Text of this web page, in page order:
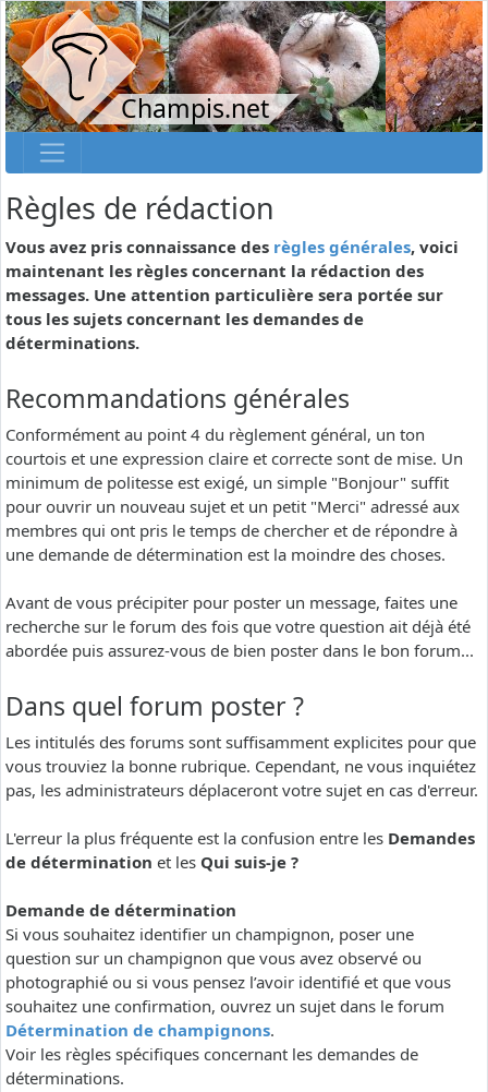
Champis.net
Règles de rédaction
Vous avez pris connaissance des règles générales, voici
maintenant les règles concernant la rédaction des
messages. Une attention particulière sera portée sur
tous les sujets concernant les demandes de
déterminations.
Recommandations générales
Conformément au point 4 du règlement général, un ton
courtois et une expression claire et correcte sont de mise. Un
minimum de politesse est exigé, un simple "Bonjour" suffit
pour ouvrir un nouveau sujet et un petit "Merci" adressé aux
membres qui ont pris le temps de chercher et de répondre à
une demande de détermination est la moindre des choses.
Avant de vous précipiter pour poster un message, faites une
recherche sur le forum des fois que votre question ait déjà été
abordée puis assurez-vous de bien poster dans le bon forum...
Dans quel forum poster ?
Les intitulés des forums sont suffisamment explicites pour que
vous trouviez la bonne rubrique. Cependant, ne vous inquiétez
pas, les administrateurs déplaceront votre sujet en cas d'erreur.
L'erreur la plus fréquente est la confusion entre les Demandes
de détermination et les Qui suis-je ?
Demande de détermination
Si vous souhaitez identifier un champignon, poser une
question sur un champignon que vous avez observé ou
photographié ou si vous pensez l’avoir identifié et que vous
souhaitez une confirmation, ouvrez un sujet dans le forum
Détermination de champignons.
Voir les règles spécifiques concernant les demandes de
déterminations.